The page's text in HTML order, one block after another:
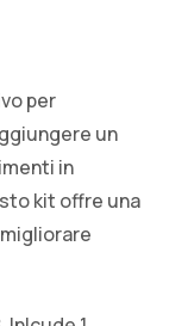
per
un
in
kit offre una